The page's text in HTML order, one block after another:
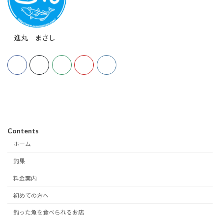
進丸 まさし
Contents
ホーム
釣果
料金案内
初めての方へ
釣った魚を食べられるお店